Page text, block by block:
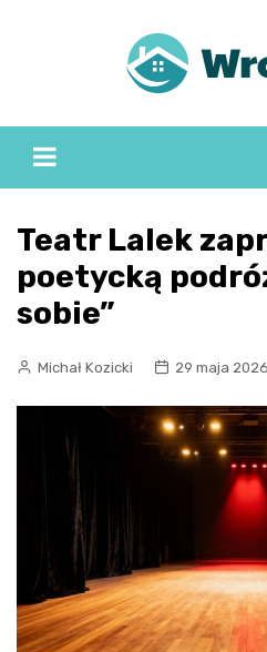
Teatr Lalek
poetycką
sobie”
Michał Kozicki 29 maja 2026